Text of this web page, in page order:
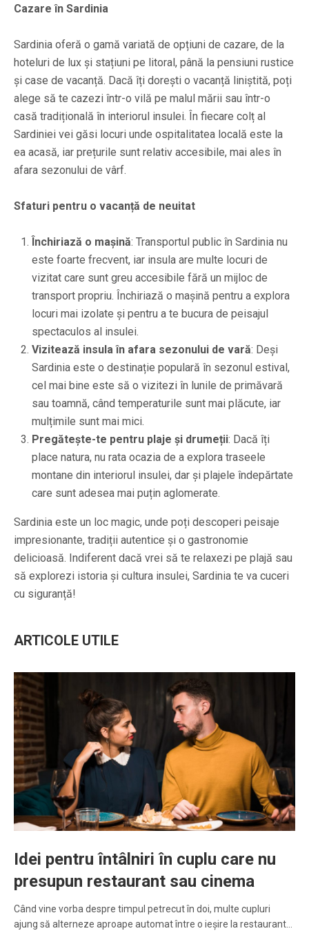
Cazare în Sardinia
Sardinia oferă o gamă variată de opțiuni de cazare, de la
hoteluri de lux și stațiuni pe litoral, până la pensiuni rustice
și case de vacanță. Dacă îți dorești o vacanță liniștită, poți
alege să te cazezi într-o vilă pe malul mării sau într-o
casă tradițională în interiorul insulei. În fiecare colț al
Sardiniei vei găsi locuri unde ospitalitatea locală este la
ea acasă, iar prețurile sunt relativ accesibile, mai ales în
afara sezonului de vârf.
Sfaturi pentru o vacanță de neuitat
Închiriază o mașină: Transportul public în Sardinia nu
este foarte frecvent, iar insula are multe locuri de
vizitat care sunt greu accesibile fără un mijloc de
transport propriu. Închiriază o mașină pentru a explora
locuri mai izolate și pentru a te bucura de peisajul
spectaculos al insulei.
Vizitează insula în afara sezonului de vară: Deși
Sardinia este o destinație populară în sezonul estival,
cel mai bine este să o vizitezi în lunile de primăvară
sau toamnă, când temperaturile sunt mai plăcute, iar
mulțimile sunt mai mici.
Pregătește-te pentru plaje și drumeții: Dacă îți
place natura, nu rata ocazia de a explora traseele
montane din interiorul insulei, dar și plajele îndepărtate
care sunt adesea mai puțin aglomerate.
Sardinia este un loc magic, unde poți descoperi peisaje
impresionante, tradiții autentice și o gastronomie
delicioasă. Indiferent dacă vrei să te relaxezi pe plajă sau
să explorezi istoria și cultura insulei, Sardinia te va cuceri
cu siguranță!
ARTICOLE UTILE
Idei pentru întâlniri în cuplu care nu
presupun restaurant sau cinema
Când vine vorba despre timpul petrecut în doi, multe cupluri
ajung să alterneze aproape automat între o ieșire la restaurant…